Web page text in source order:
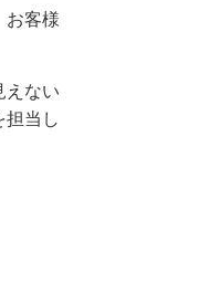
お客様
えない
担当し